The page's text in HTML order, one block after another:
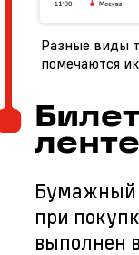
Разные виды
помечаются
ленте
Бумажный
при
выполнен